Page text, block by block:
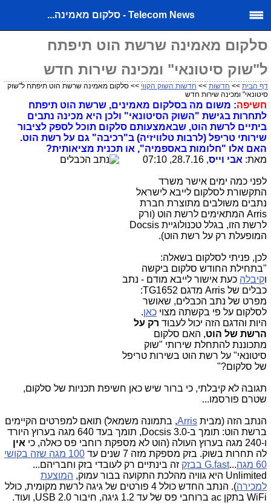
Telecom News - סלקום מאמינה...
סלקום מאמינה שרשת הוט תיפתח
ל"שוק סיטונאי" ומכינה שירות חדש
דף הבית >> חדשות >> חדשות השוק הקווי >> סלקום מאמינה שרשת הוט תיפתח ל"שוק
סיטונאי" ומכינה שירות חדש
חשיפה: משום מה בסלקום מאמינים, שרשת הוט תיפתח
לתחרות בגישת "השוק הסיטונאי" ולכן היא מכינה נתבים
ביתיים לרשת הוט, שבאמצעותם סלקום תוכל לספק לציבור
שירותי טריפל (לרבות טלוויזיה) ב"רכיבה" גם על רשת הוט.
האם אלו "חלומות באספמיה", או תכנית מציאותית?
מאת: אבי וייס, 28.7.16, 07:10
לפני כמה ימים אישר משרד
התקשורת לסלקום לייבא לישראל
נתבים משולבים מתוצרת חברת
Arris המתאימים לרשת הוט (ורק
לרשת הזו, בגלל טכנולוגיית Docsis
המופעלת רק על רשת הוט).
לכן, פניתי לסלקום בשאלה:
"בתחילת החודש סלקום ביקשה
וקיבלה כעת אישור לייבא מודם - נתב
כבלים של Arris מדגם TG1652
:
מפרט של נתב הכבלים, שאושר
לסלקום על פי בקשתה מצוי כאן.
היות והדגם הזה יכול לעבוד רק על
הרשת של הוט, האם סלקום
מתכוננת להתחלת שירותי "שוק
סיטונאי" על רשת הוט בשירות טריפל
של סלקום?"
תגובה לא קיבלתי, כי ברור שיש כאן חשיפת תכניות של סלקום,
שטרם פורסמו...
הנתב הזה (מבית Arris, בתמונה משמאל) תואם למפרטים הקיימים
ברשת הוט: תומך ב-Docsis 3.0, תומך בעד 640 מגה בערוץ היורד
ו-240 מגה בערוץ העולה (הוט לא מספקת רוחבי פס כאלה, כי
אין
לה תחרות בשוק. בזק מספקת מזה 7 שנים עד
100 מגה שזה בקושי
60 מגה
...G.fast בבזק
זה בינתיים רק לעובדי בזק וחבריהם...
Unlimited היא גוויה מהלכת התקועה בבור עמוק,
המוצעת
למכירה
). הנתב החדש כולל 4 פורטים של גיגה לרשת מקומית, כולל
WiFi בתקן ac ברוחבי פס של עד 1.2 גיגה, חיבור USB 2.0, ועוד.